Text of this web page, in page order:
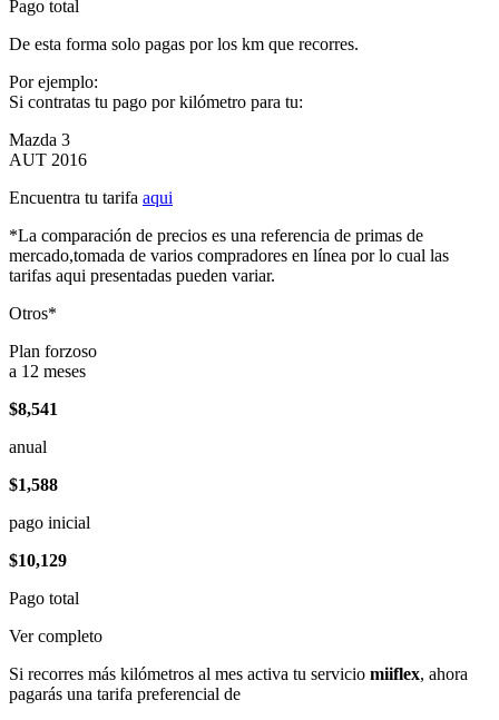
Pago total
De esta forma solo pagas por los km que recorres.
Por ejemplo:
Si contratas tu pago por kilómetro para tu:
Mazda 3
AUT 2016
Encuentra tu tarifa aqui
*La comparación de precios es una referencia de primas de
mercado,tomada de varios compradores en línea por lo cual las
tarifas aqui presentadas pueden variar.
Otros*
Plan forzoso
a 12 meses
$8,541
anual
$1,588
pago inicial
$10,129
Pago total
Ver completo
Si recorres más kilómetros al mes activa tu servicio miiflex, ahora
pagarás una tarifa preferencial de